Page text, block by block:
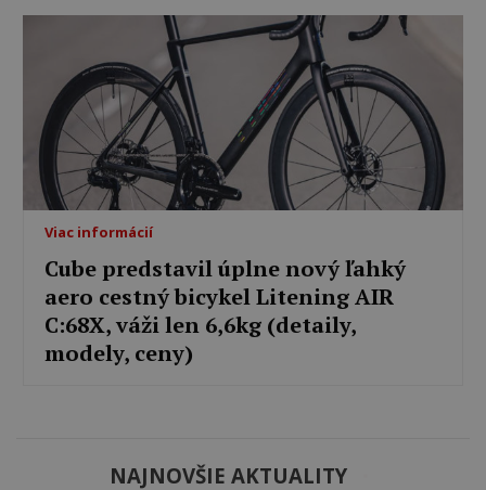
Viac informácií
Cube predstavil úplne nový ľahký
aero cestný bicykel Litening AIR
C:68X, váži len 6,6kg (detaily,
modely, ceny)
NAJNOVŠIE AKTUALITY